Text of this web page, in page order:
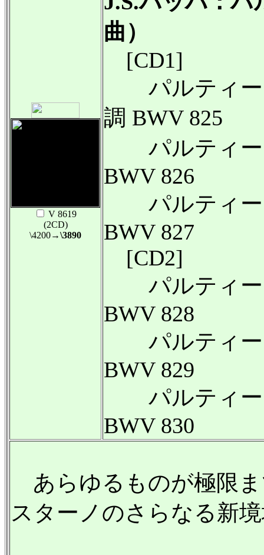
V 8619
(2CD)
\4200→\3890
曲）
[CD1]
パルティー
調 BWV 825
パルティー
BWV 826
パルティー
BWV 827
[CD2]
パルティー
BWV 828
パルティー
BWV 829
パルティー
BWV 830
あらゆるものが極限
スターノのさらなる新